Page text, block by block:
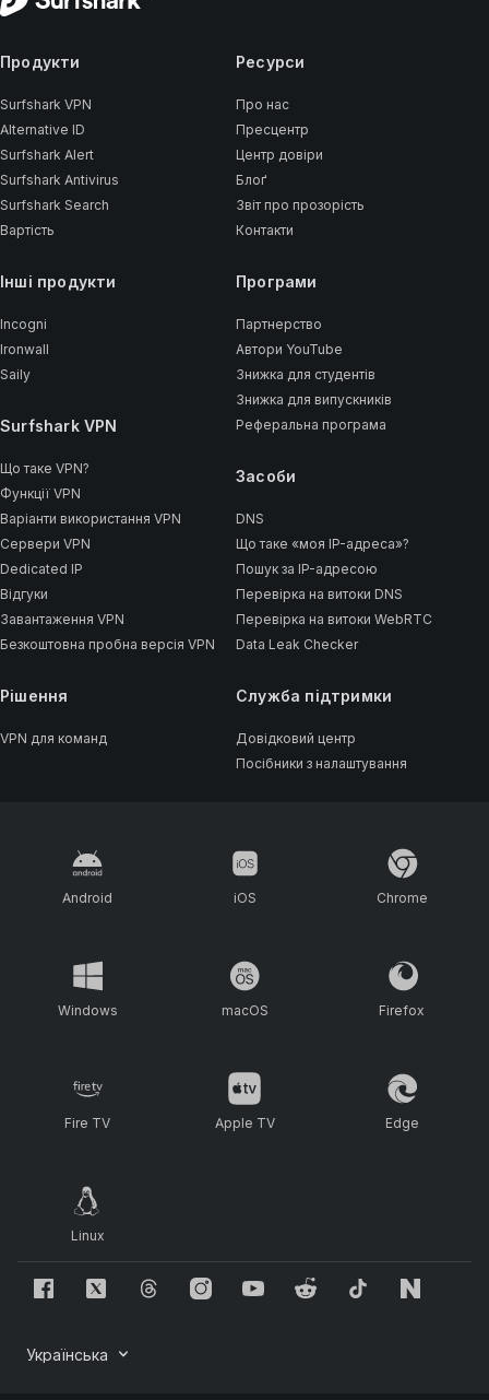
Продукти
Surfshark VPN
Alternative ID
Surfshark Alert
Surfshark Antivirus
Surfshark Search
Вартість
Інші продукти
Incogni
Ironwall
Saily
Surfshark VPN
Що таке VPN?
Функції VPN
Варіанти використання VPN
Сервери VPN
Dedicated IP
Відгуки
Завантаження VPN
Безкоштовна пробна версія VPN
Рішення
VPN для команд
Ресурси
Про нас
Пресцентр
Центр довіри
Блоґ
Звіт про прозорість
Контакти
Програми
Партнерство
Автори YouTube
Знижка для студентів
Знижка для випускників
Реферальна програма
Засоби
DNS
Що таке «моя IP-адреса»?
Пошук за IP-адресою
Перевірка на витоки DNS
Перевірка на витоки WebRTC
Data Leak Checker
Cлужба підтримки
Довідковий центр
Посібники з налаштування
Android iOS Chrome
Windows macOS Firefox
Fire TV Apple TV Edge
Linux